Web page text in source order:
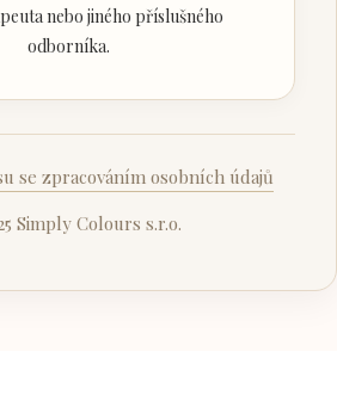
nebo jiného příslušného
odborníka.
se zpracováním osobních údajů
Simply Colours s.r.o.